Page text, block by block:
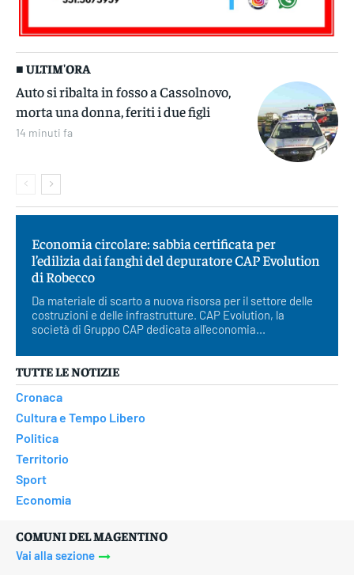
■ ULTIM'ORA
Auto si ribalta in fosso a Cassolnovo,
morta una donna, feriti i due figli
14 minuti fa
Economia circolare: sabbia certificata per
l’edilizia dai fanghi del depuratore CAP Evolution
di Robecco
Da materiale di scarto a nuova risorsa per il settore delle
costruzioni e delle infrastrutture. CAP Evolution, la
società di Gruppo CAP dedicata all'economia...
TUTTE LE NOTIZIE
Cronaca
Cultura e Tempo Libero
Politica
Territorio
Sport
Economia
COMUNI DEL MAGENTINO
Vai alla sezione